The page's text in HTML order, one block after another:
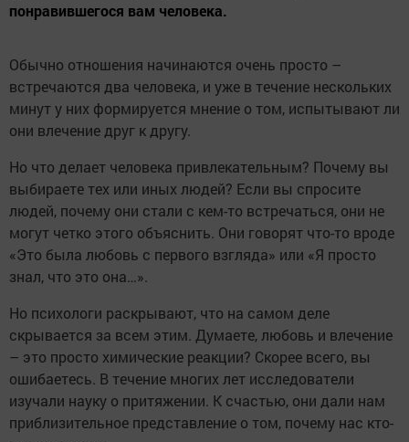
понравившегося вам человека.
Обычно отношения начинаются очень просто –
встречаются два человека, и уже в течение нескольких
минут у них формируется мнение о том, испытывают ли
они влечение друг к другу.
Но что делает человека привлекательным? Почему вы
выбираете тех или иных людей? Если вы спросите
людей, почему они стали с кем-то встречаться, они не
могут четко этого объяснить. Они говорят что-то вроде
«Это была любовь с первого взгляда» или «Я просто
знал, что это она…».
Но психологи раскрывают, что на самом деле
скрывается за всем этим. Думаете, любовь и влечение
– это просто химические реакции? Скорее всего, вы
ошибаетесь. В течение многих лет исследователи
изучали науку о притяжении. К счастью, они дали нам
приблизительное представление о том, почему нас кто-